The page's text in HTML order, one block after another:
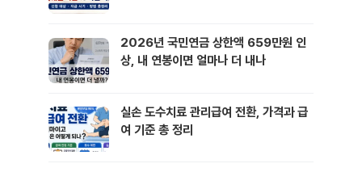
2026년 국민연금 상한액 659만원 인
상, 내 연봉이면 얼마나 더 내나
실손 도수치료 관리급여 전환, 가격과 급
여 기준 총 정리